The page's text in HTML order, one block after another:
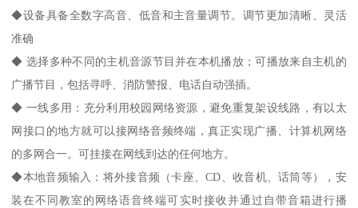
◆设备具备全数字高音、低音和主音量调节。调节更加清晰、灵活
准确
◆ 选择多种不同的主机音源节目并在本机播放；可播放来自主机的
广播节目，包括寻呼、消防警报、电话自动强插。
◆ 一线多用：充分利用校园网络资源，避免重复架设线路，有以太
网接口的地方就可以接网络音频终端，真正实现广播、计算机网络
的多网合一。可挂接在网线到达的任何地方。
◆本地音频输入：将外接音频（卡座、CD、收音机、话筒等），安
装在不同教室的网络语音终端可实时接收并通过自带音箱进行播